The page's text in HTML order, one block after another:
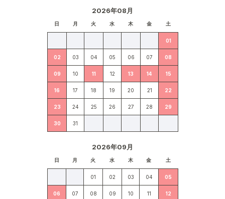
2026年08月
日 月 火 水 木 金 土
01
02 03 04 05 06 07 08
09 10 11 12 13 14 15
16 17 18 19 20 21 22
23 24 25 26 27 28 29
30 31
2026年09月
日 月 火 水 木 金 土
01 02 03 04 05
06 07 08 09 10 11 12